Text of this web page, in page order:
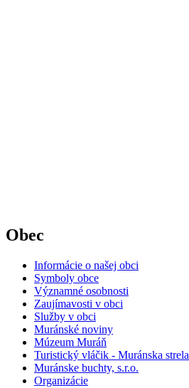
Obec
Informácie o našej obci
Symboly obce
Významné osobnosti
Zaujímavosti v obci
Služby v obci
Muránské noviny
Múzeum Muráň
Turistický vláčik - Muránska strela
Muránske buchty, s.r.o.
Organizácie